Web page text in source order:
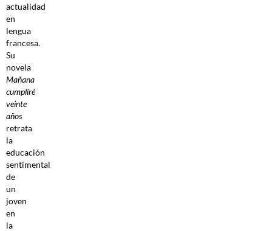
actualidad
en
lengua
francesa.
Su
novela
Mañana
cumpliré
veinte
años
retrata
la
educación
sentimental
de
un
joven
en
la